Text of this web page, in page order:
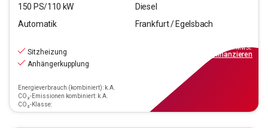
150 PS/110 kW
Diesel
Automatik
Frankfurt / Egelsbach
Sitzheizung
Anhängerkupplung
Energieverbrauch (kombiniert): k.A.
CO₂-Emissionen kombiniert: k.A.
CO₂-Klasse:
inkl.MwSt.
finanzieren